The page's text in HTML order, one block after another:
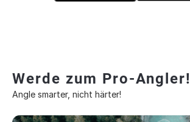
Werde zum Pro-Angler!
Angle smarter, nicht härter!